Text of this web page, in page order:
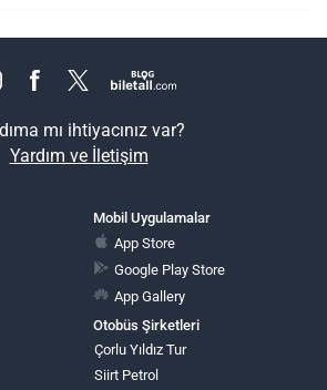
mı ihtiyacınız var?
Yardım ve İletişim
Mobil Uygulamalar
App Store
Google Play Store
App Gallery
Otobüs Şirketleri
Çorlu Yıldız Tur
Siirt Petrol